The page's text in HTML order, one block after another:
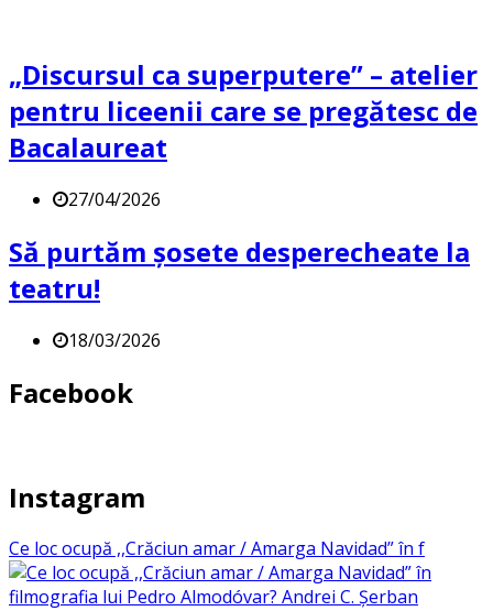
„Discursul ca superputere” – atelier
pentru liceenii care se pregătesc de
Bacalaureat
27/04/2026
Să purtăm șosete desperecheate la
teatru!
18/03/2026
Facebook
Instagram
Ce loc ocupă ,,Crăciun amar / Amarga Navidad” în f